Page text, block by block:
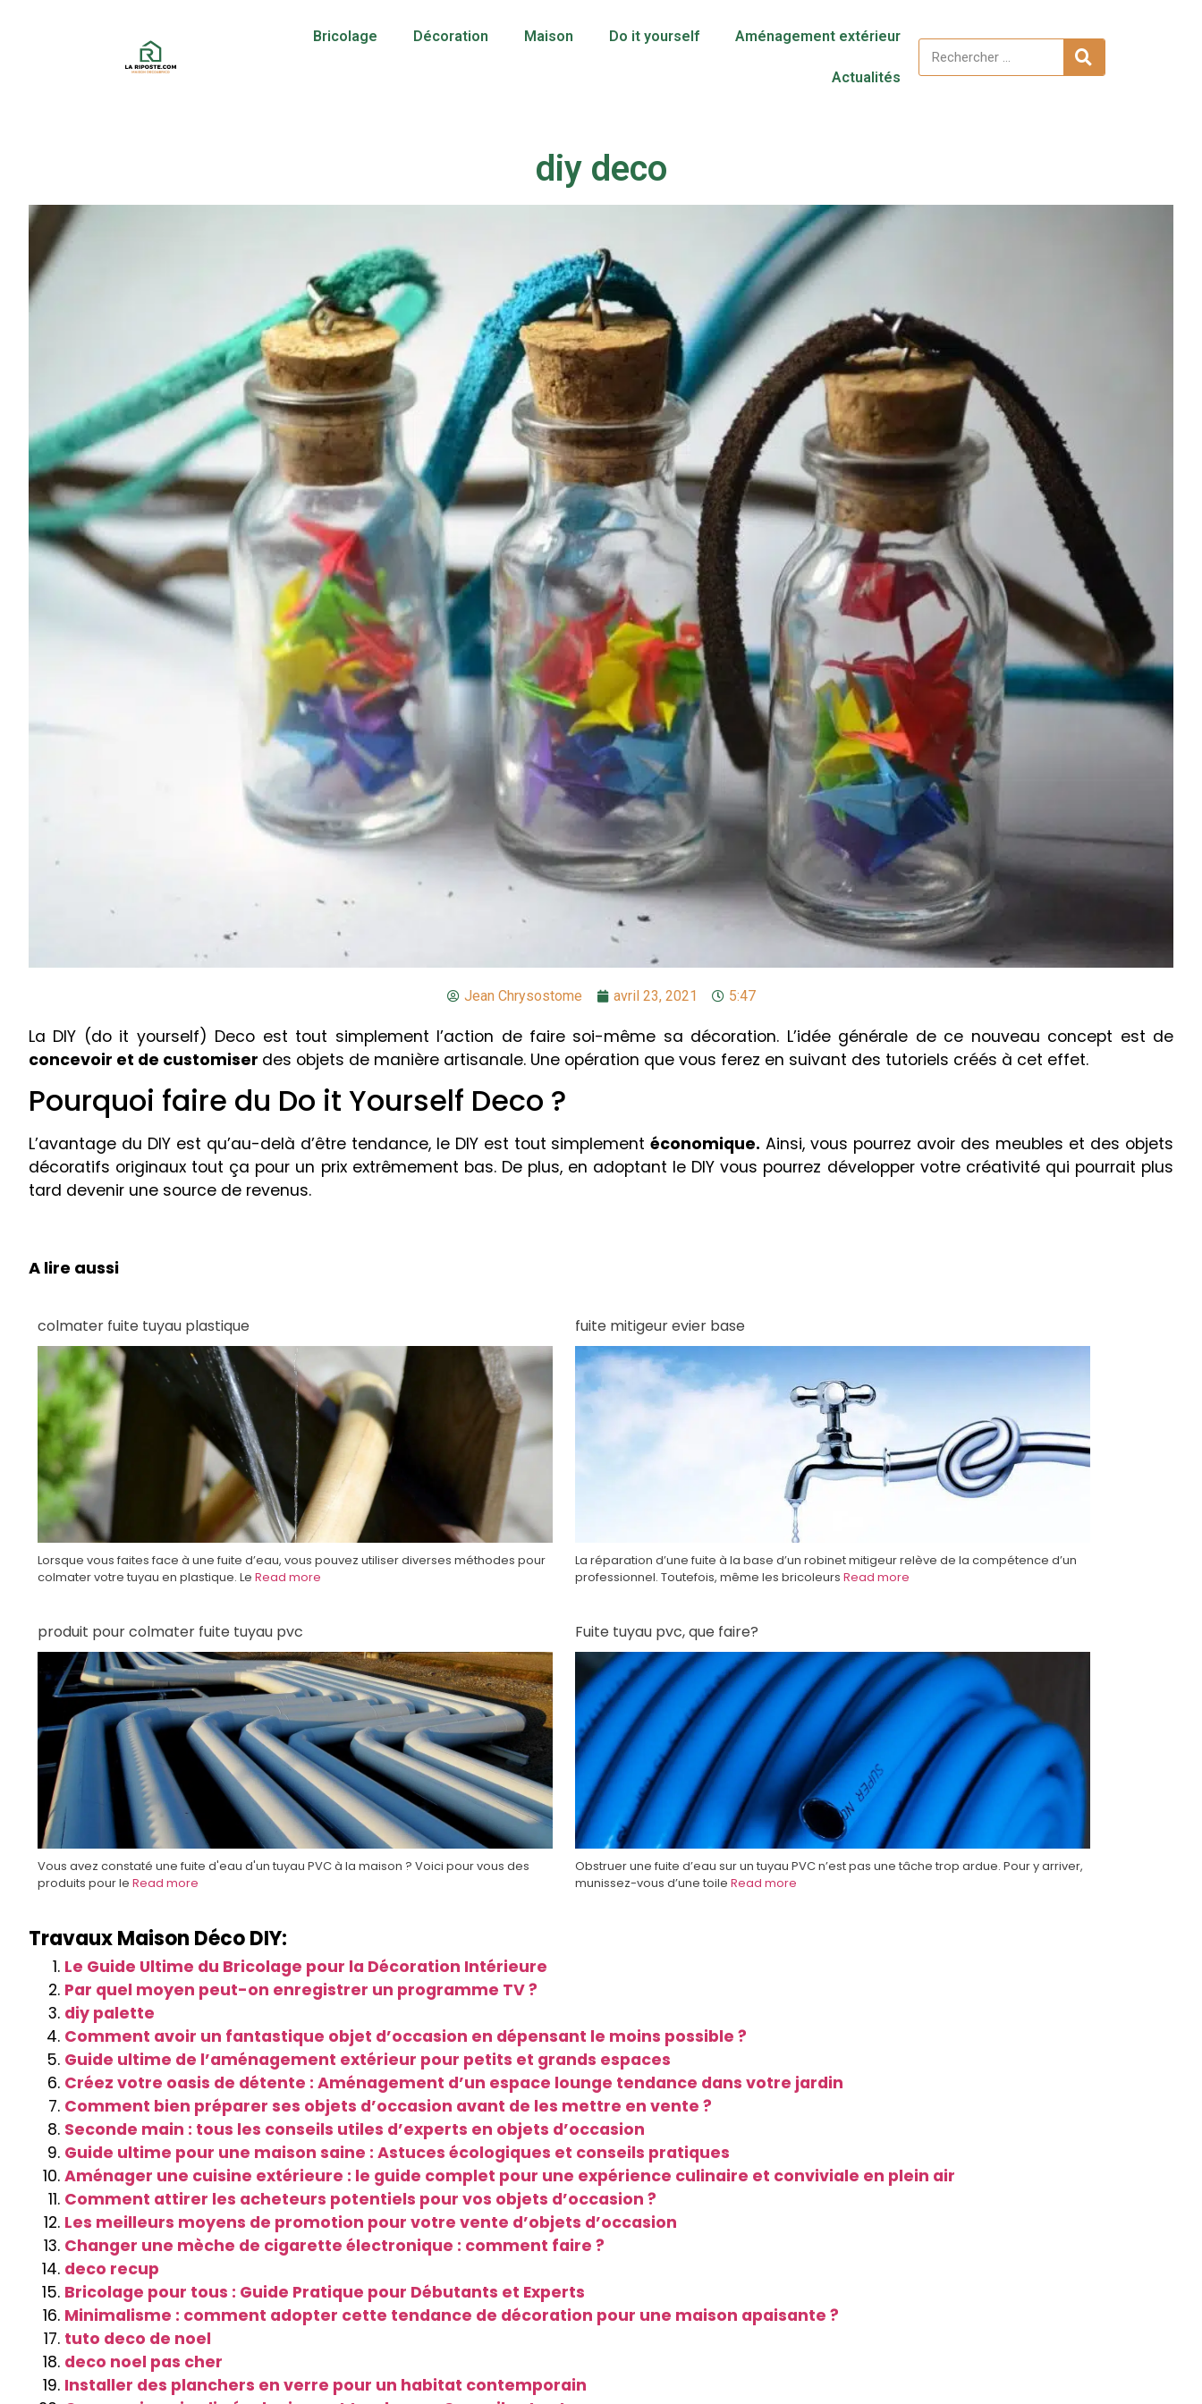
Bricolage Décoration Maison Do it yourself Aménagement extérieur
Actualités
diy deco
Jean Chrysostome avril 23, 2021 5:47
La DIY (do it yourself) Deco est tout simplement l’action de faire soi-même sa décoration. L’idée générale de ce nouveau concept est de
concevoir et de customiser des objets de manière artisanale. Une opération que vous ferez en suivant des tutoriels créés à cet effet.
Pourquoi faire du Do it Yourself Deco ?
L’avantage du DIY est qu’au-delà d’être tendance, le DIY est tout simplementéconomique. Ainsi, vous pourrez avoir des meubles et des objets
décoratifs originaux tout ça pour un prix extrêmement bas. De plus, en adoptant le DIY vous pourrez développer votre créativité qui pourrait plus
tard devenir une source de revenus.
A lire aussi
colmater fuite tuyau plastique
Lorsque vous faites face à une fuite d’eau, vous pouvez utiliser diverses méthodes pour
colmater votre tuyau en plastique. Le Read more
fuite mitigeur evier base
La réparation d’une fuite à la base d’un robinet mitigeur relève de la compétence d’un
professionnel. Toutefois, même les bricoleurs Read more
produit pour colmater fuite tuyau pvc
Vous avez constaté une fuite d'eau d'un tuyau PVC à la maison ? Voici pour vous des
produits pour le Read more
Fuite tuyau pvc, que faire?
Obstruer une fuite d’eau sur un tuyau PVC n’est pas une tâche trop ardue. Pour y arriver,
munissez-vous d’une toile Read more
Travaux Maison Déco DIY:
Le Guide Ultime du Bricolage pour la Décoration Intérieure
Par quel moyen peut-on enregistrer un programme TV ?
diy palette
Comment avoir un fantastique objet d’occasion en dépensant le moins possible ?
Guide ultime de l’aménagement extérieur pour petits et grands espaces
Créez votre oasis de détente : Aménagement d’un espace lounge tendance dans votre jardin
Comment bien préparer ses objets d’occasion avant de les mettre en vente ?
Seconde main : tous les conseils utiles d’experts en objets d’occasion
Guide ultime pour une maison saine : Astuces écologiques et conseils pratiques
Aménager une cuisine extérieure : le guide complet pour une expérience culinaire et conviviale en plein air
Comment attirer les acheteurs potentiels pour vos objets d’occasion ?
Les meilleurs moyens de promotion pour votre vente d’objets d’occasion
Changer une mèche de cigarette électronique : comment faire ?
deco recup
Bricolage pour tous : Guide Pratique pour Débutants et Experts
Minimalisme : comment adopter cette tendance de décoration pour une maison apaisante ?
tuto deco de noel
deco noel pas cher
Installer des planchers en verre pour un habitat contemporain